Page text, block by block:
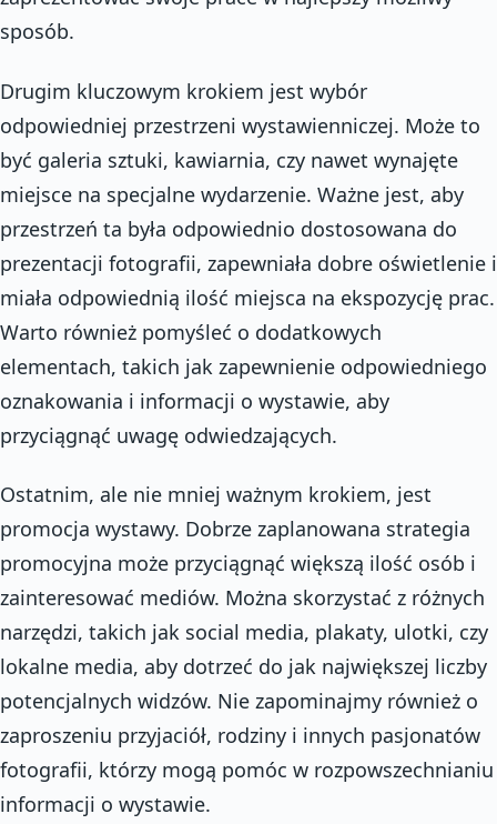
sposób.
Drugim kluczowym krokiem jest wybór
odpowiedniej przestrzeni wystawienniczej. Może to
być galeria sztuki, kawiarnia, czy nawet wynajęte
miejsce na specjalne wydarzenie. Ważne jest, aby
przestrzeń ta była odpowiednio dostosowana do
prezentacji fotografii, zapewniała dobre oświetlenie i
miała odpowiednią ilość miejsca na ekspozycję prac.
Warto również pomyśleć o dodatkowych
elementach, takich jak zapewnienie odpowiedniego
oznakowania i informacji o wystawie, aby
przyciągnąć uwagę odwiedzających.
Ostatnim, ale nie mniej ważnym krokiem, jest
promocja wystawy. Dobrze zaplanowana strategia
promocyjna może przyciągnąć większą ilość osób i
zainteresować mediów. Można skorzystać z różnych
narzędzi, takich jak social media, plakaty, ulotki, czy
lokalne media, aby dotrzeć do jak największej liczby
potencjalnych widzów. Nie zapominajmy również o
zaproszeniu przyjaciół, rodziny i innych pasjonatów
fotografii, którzy mogą pomóc w rozpowszechnianiu
informacji o wystawie.